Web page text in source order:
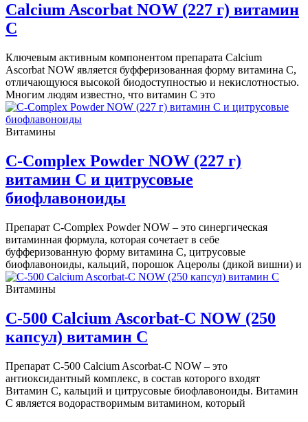
Calcium Ascorbat NOW (227 г) витамин
С
Ключевым активным компонентом препарата Calcium
Ascorbat NOW является буфферизованная форму витамина С,
отличающуюся высокой биодоступностью и некислотностью.
Многим людям известно, что витамин С это
Витамины
C-Complex Powder NOW (227 г)
витамин С и цитрусовые
биофлавоноиды
Препарат C-Complex Powder NOW – это синергическая
витаминная формула, которая сочетает в себе
буфферизованную форму витамина С, цитрусовые
биофлавоноиды, кальций, порошок Ацеролы (дикой вишни) и
Витамины
C-500 Calcium Ascorbat-C NOW (250
капсул) витамин С
Препарат C-500 Calcium Ascorbat-C NOW – это
антиоксидантный комплекс, в состав которого входят
Витамин С, кальций и цитрусовые биофлавоноиды. Витамин
С является водорастворимым витамином, который